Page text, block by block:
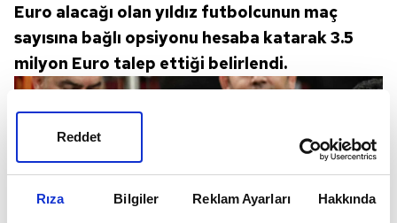
Rıza Bilgiler Reklam Ayarları Hakkında
Reddet
Euro alacağı olan yıldız futbolcunun maç
sayısına bağlı opsiyonu hesaba katarak 3.5
milyon Euro talep ettiği belirlendi.